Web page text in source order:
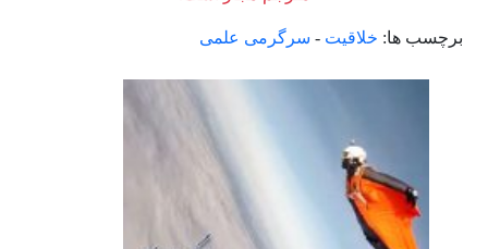
برچسب ها: خلاقیت - سرگرمی علمی